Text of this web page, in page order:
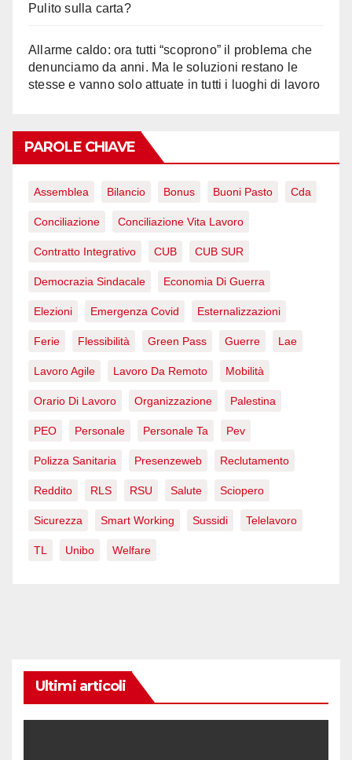
Pulito sulla carta?
Allarme caldo: ora tutti “scoprono” il problema che
denunciamo da anni. Ma le soluzioni restano le
stesse e vanno solo attuate in tutti i luoghi di lavoro
PAROLE CHIAVE
Assemblea Bilancio Bonus Buoni Pasto Cda
Conciliazione Conciliazione Vita Lavoro
Contratto Integrativo CUB CUB SUR
Democrazia Sindacale Economia Di Guerra
Elezioni Emergenza Covid Esternalizzazioni
Ferie Flessibilità Green Pass Guerre Lae
Lavoro Agile Lavoro Da Remoto Mobilità
Orario Di Lavoro Organizzazione Palestina
PEO Personale Personale Ta Pev
Polizza Sanitaria Presenzeweb Reclutamento
Reddito RLS RSU Salute Sciopero
Sicurezza Smart Working Sussidi Telelavoro
TL Unibo Welfare
Ultimi articoli